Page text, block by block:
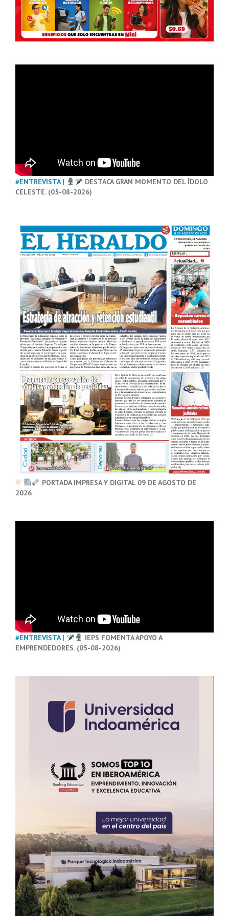
#ENTREVISTA|
DESTACA GRAN MOMENTO DEL ÍDOLO
CELESTE. (05-08-2026)
PORTADA IMPRESA Y DIGITAL 09 DE AGOSTO DE
2026
#ENTREVISTA|
IEPS FOMENTA APOYO A
EMPRENDEDORES. (05-08-2026)